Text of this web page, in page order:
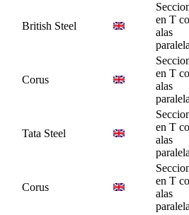
British Steel
en T
alas
Corus
en T
alas
Tata Steel
en T
alas
Corus
en T
alas